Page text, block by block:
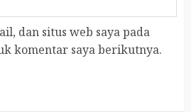
dan situs web saya pada
komentar saya berikutnya.